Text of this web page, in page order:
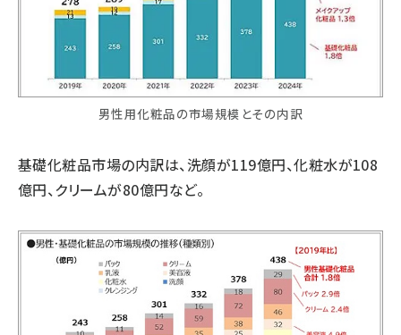
男性用化粧品の市場規模とその内訳
基礎化粧品市場の内訳は、洗顔が119億円、化粧水が108
億円、クリームが80億円など。